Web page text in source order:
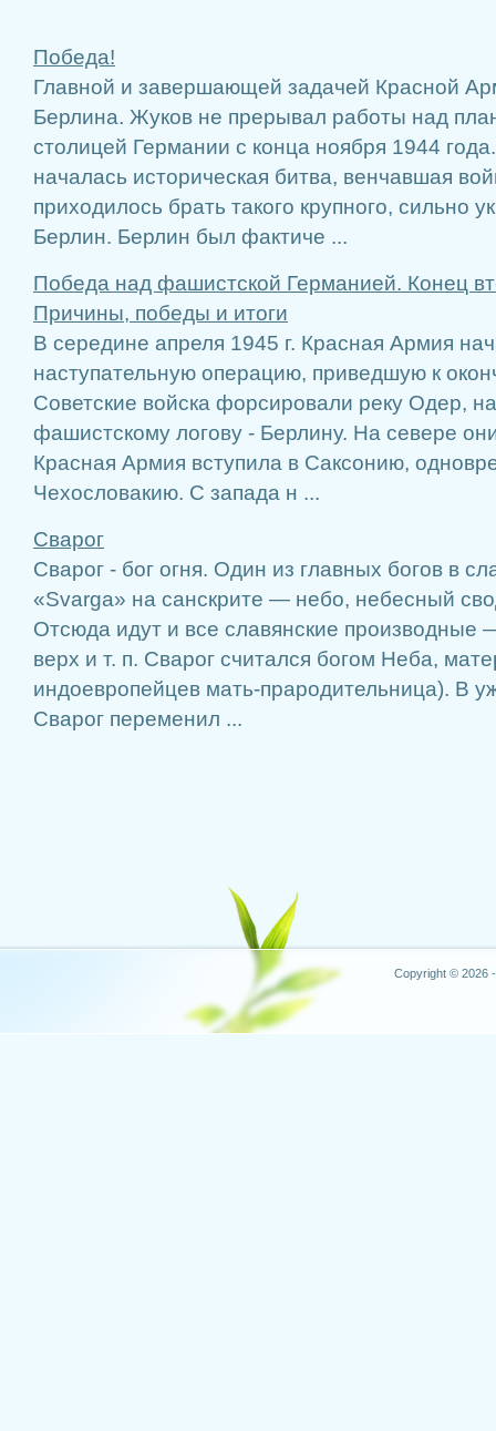
Победа!
Главной и завершающей задачей Красной
Бер­лина. Жуков не прерывал работы над
столицей Германии с конца ноября 1944
началась историческая битва, венчавшая
приходилось брать такого крупного, сильно
Берлин. Берлин был фактиче ...
Победа над фашистской Германией. Конец
Причины, победы и итоги
В середине апреля 1945 г. Красная Армия
наступательную операцию, приведшую к
Советские войска форсировали реку Одер,
фашистскому логову - Берлину. На севере
Красная Армия вступила в Саксонию,
Чехословакию. С запада н ...
Сварог
Сварог - бог огня. Один из главных богов в
«Svarga» на санскрите — небо, небесный
Отсюда идут и все славянские производные
верх и т. п. Сварог считался богом Неба,
индоевропейцев мать-прародительница). В
Сварог переменил ...
Copyright © 2026